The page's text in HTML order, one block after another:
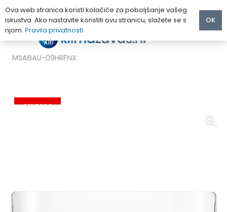
MIDEA AURORA MULTI UNUTARNJA JEDINICA 2.6 kW
MSABAU-09HRFNX
AKCIJA
Ova web stranica koristi kolačiće za poboljšanje vašeg
iskustva. Ako nastavite koristiti ovu stranicu, slažete se s
njom. Pravila privatnosti
OK